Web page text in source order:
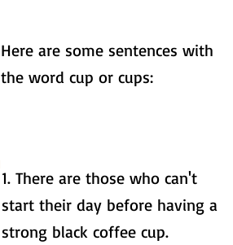
Here are some sentences with
the word cup or cups:
1. There are those who can't
start their day before having a
strong black coffee cup.